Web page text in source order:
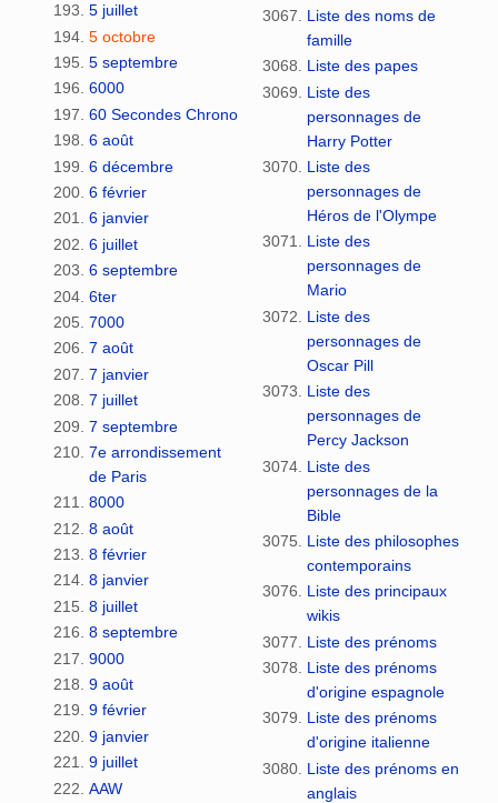
5 juillet
5 octobre
5 septembre
6000
60 Secondes Chrono
6 août
6 décembre
6 février
6 janvier
6 juillet
6 septembre
6ter
7000
7 août
7 janvier
7 juillet
7 septembre
7e arrondissement
de Paris
8000
8 août
8 février
8 janvier
8 juillet
8 septembre
9000
9 août
9 février
9 janvier
9 juillet
AAW
Liste des noms de
famille
Liste des papes
Liste des
personnages de
Harry Potter
Liste des
personnages de
Héros de l'Olympe
Liste des
personnages de
Mario
Liste des
personnages de
Oscar Pill
Liste des
personnages de
Percy Jackson
Liste des
personnages de la
Bible
Liste des philosophes
contemporains
Liste des principaux
wikis
Liste des prénoms
Liste des prénoms
d'origine espagnole
Liste des prénoms
d'origine italienne
Liste des prénoms en
anglais